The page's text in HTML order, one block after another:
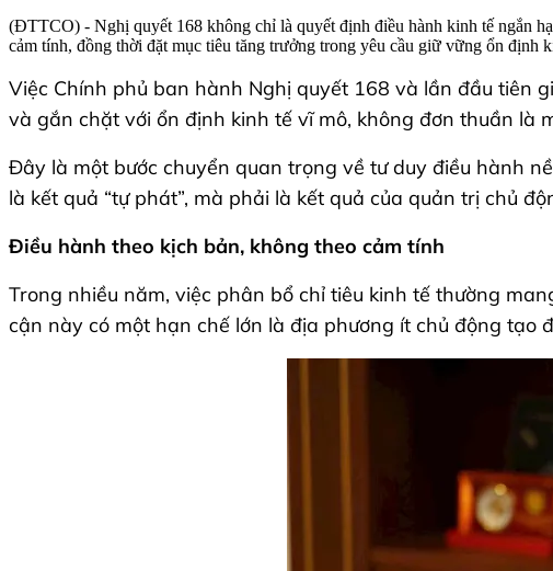
(ĐTTCO) - Nghị quyết 168 không chỉ là quyết định điều hành kinh tế ngắn
cảm tính, đồng thời đặt mục tiêu tăng trưởng trong yêu cầu giữ vững ổn định
Việc Chính phủ ban hành Nghị quyết 168 và lần đầu tiên
và gắn chặt với ổn định kinh tế vĩ mô, không đơn thuần là
Đây là một bước chuyển quan trọng về tư duy điều hành
là kết quả “tự phát”, mà phải là kết quả của quản trị chủ
Điều hành theo kịch bản, không theo cảm tính
Trong nhiều năm, việc phân bổ chỉ tiêu kinh tế thường
cận này có một hạn chế lớn là địa phương ít chủ động